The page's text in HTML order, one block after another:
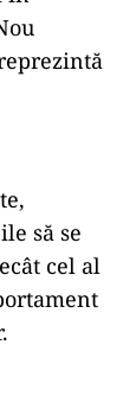
să se
cel al